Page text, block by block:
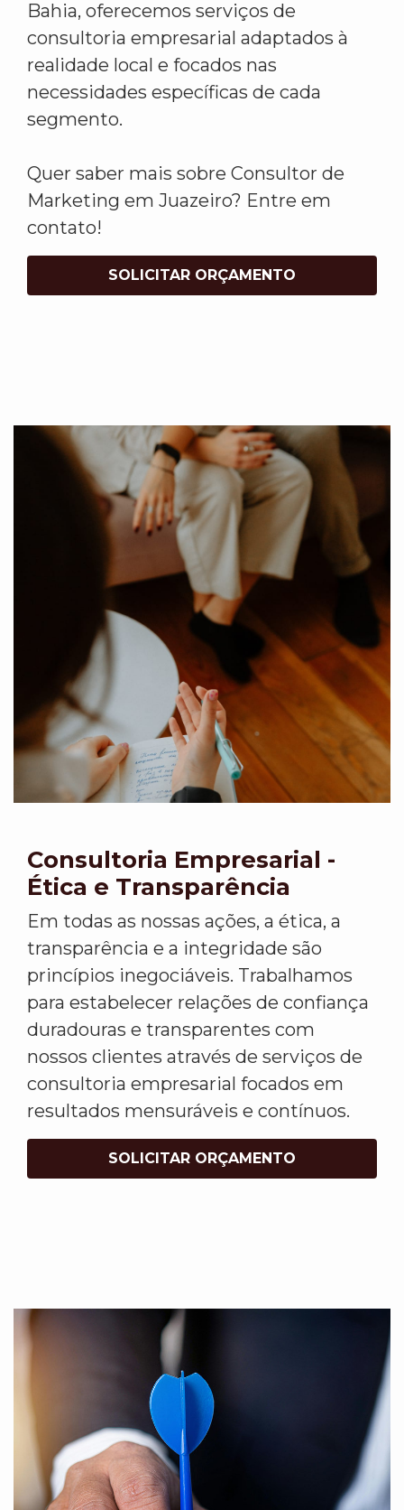
Bahia, oferecemos serviços de
consultoria empresarial adaptados à
realidade local e focados nas
necessidades específicas de cada
segmento.
Quer saber mais sobre Consultor de
Marketing em Juazeiro? Entre em
contato!
SOLICITAR ORÇAMENTO
Consultoria Empresarial -
Ética e Transparência
Em todas as nossas ações, a ética, a
transparência e a integridade são
princípios inegociáveis. Trabalhamos
para estabelecer relações de confiança
duradouras e transparentes com
nossos clientes através de serviços de
consultoria empresarial focados em
resultados mensuráveis e contínuos.
SOLICITAR ORÇAMENTO